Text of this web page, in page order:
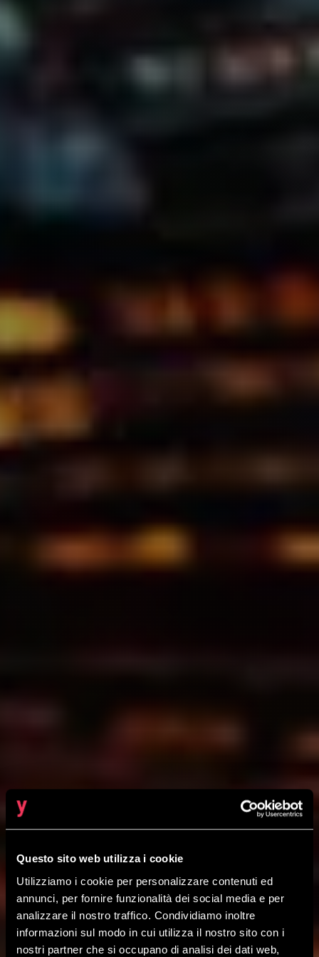
Questo sito web utilizza i cookie
Utilizziamo i cookie per personalizzare contenuti ed
annunci, per fornire funzionalità dei social media e per
analizzare il nostro traffico. Condividiamo inoltre
informazioni sul modo in cui utilizza il nostro sito con i
nostri partner che si occupano di analisi dei dati web,
CLOUD NATIVESERVICE
Continuous Integration e